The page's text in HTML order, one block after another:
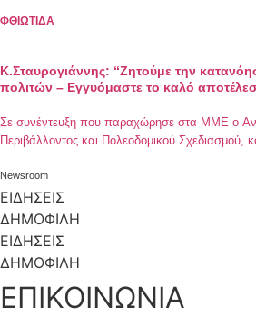
άλλων είναι σε εξέλιξη: – Τοιχίο Αντιστήριξης
ΦΘΙΩΤΙΔΑ
Κ.Σταυρογιάννης: “Ζητούμε την
πολιτών – Εγγυόμαστε το καλό
Σε συνέντευξη που παραχώρησε στα ΜΜΕ ο
Περιβάλλοντος και Πολεοδομικού Σχεδιασμού,
σε κεντρικές οδούς της πόλης. Όπως τόνισε ο κ.
Σταυρογιάννης, η Δημοτική Αρχή λαμβάνει
προβλήματα που έχουν προκύψει από την
[…]
Newsroom
ΕΙΔΗΣΕΙΣ
ΔΗΜΟΦΙΛΗ
ΕΙΔΗΣΕΙΣ
ΔΗΜΟΦΙΛΗ
ΕΠΙΚΟΙΝΩΝΙΑ